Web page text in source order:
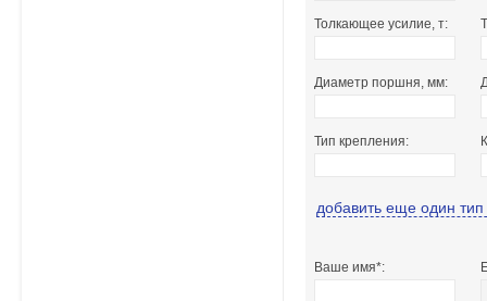
Толкающее усилие, т:
Диаметр поршня, мм:
Тип крепления:
добавить еще один
Ваше имя*: